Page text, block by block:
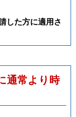
した方に適用さ
通常より時